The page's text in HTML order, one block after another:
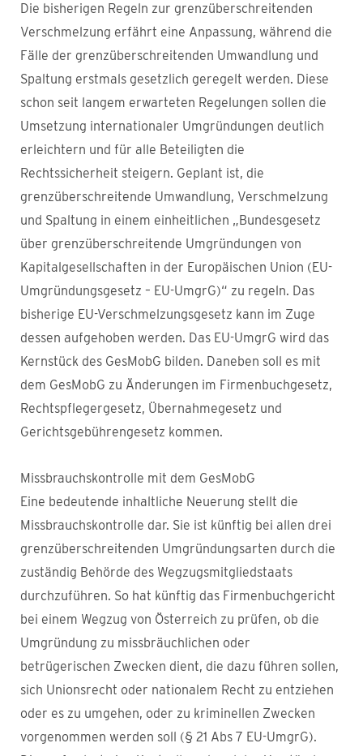
Die bisherigen Regeln zur grenzüberschreitenden
Verschmelzung erfährt eine Anpassung, während die
Fälle der grenzüberschreitenden Umwandlung und
Spaltung erstmals gesetzlich geregelt werden. Diese
schon seit langem erwarteten Regelungen sollen die
Umsetzung internationaler Umgründungen deutlich
erleichtern und für alle Beteiligten die
Rechtssicherheit steigern. Geplant ist, die
grenzüberschreitende Umwandlung, Verschmelzung
und Spaltung in einem einheitlichen „Bundesgesetz
über grenzüberschreitende Umgründungen von
Kapitalgesellschaften in der Europäischen Union (EU-
Umgründungsgesetz – EU-UmgrG)“ zu regeln. Das
bisherige EU-Verschmelzungsgesetz kann im Zuge
dessen aufgehoben werden. Das EU-UmgrG wird das
Kernstück des GesMobG bilden. Daneben soll es mit
dem GesMobG zu Änderungen im Firmenbuchgesetz,
Rechtspflegergesetz, Übernahmegesetz und
Gerichtsgebührengesetz kommen.
Missbrauchskontrolle mit dem GesMobG
Eine bedeutende inhaltliche Neuerung stellt die
Missbrauchskontrolle dar. Sie ist künftig bei allen drei
grenzüberschreitenden Umgründungsarten durch die
zuständig Behörde des Wegzugsmitgliedstaats
durchzuführen. So hat künftig das Firmenbuchgericht
bei einem Wegzug von Österreich zu prüfen, ob die
Umgründung zu missbräuchlichen oder
betrügerischen Zwecken dient, die dazu führen sollen,
sich Unionsrecht oder nationalem Recht zu entziehen
oder es zu umgehen, oder zu kriminellen Zwecken
vorgenommen werden soll (§ 21 Abs 7 EU-UmgrG).